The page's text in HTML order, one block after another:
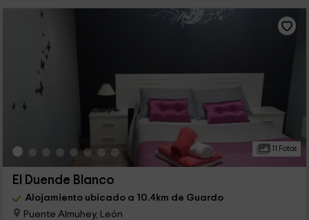
11 Fotos
El Duende Blanco
Alojamiento ubicado a 10.4km de Guardo
Puente Almuhey, León